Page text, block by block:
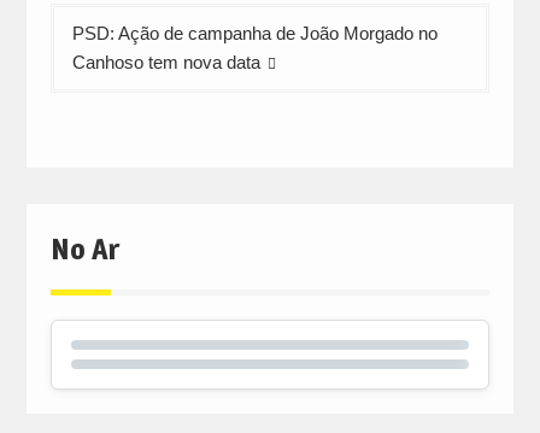
PSD: Ação de campanha de João Morgado no
Canhoso tem nova data
No Ar